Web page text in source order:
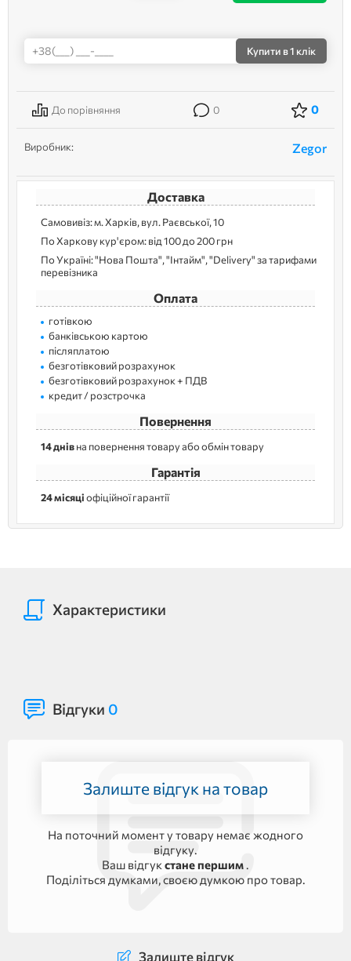
Купити в 1 клік
До порівняння 0 0
Виробник: Zegor
Доставка
Самовивіз: м. Харків, вул. Раєвської, 10
По Харкову кур'єром: від 100 до 200 грн
По Україні: "Нова Пошта", "Інтайм", "Delivery" за тарифами
перевізника
Оплата
готівкою
банківською картою
післяплатою
безготівковий розрахунок
безготівковий розрахунок + ПДВ
кредит / розстрочка
Повернення
14 днівна повернення товару або обмін товару
Гарантія
24 місяціофіційної гарантії
Характеристики
Відгуки 0
Залиште відгук на товар
На поточний момент у товару немає жодного
відгуку.
Ваш відгук стане першим .
Поділіться думками, своєю думкою про товар.
Залиште відгук